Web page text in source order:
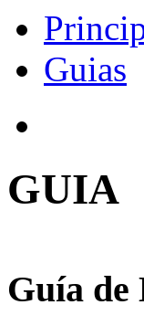
Guias
GUIA
Guía de